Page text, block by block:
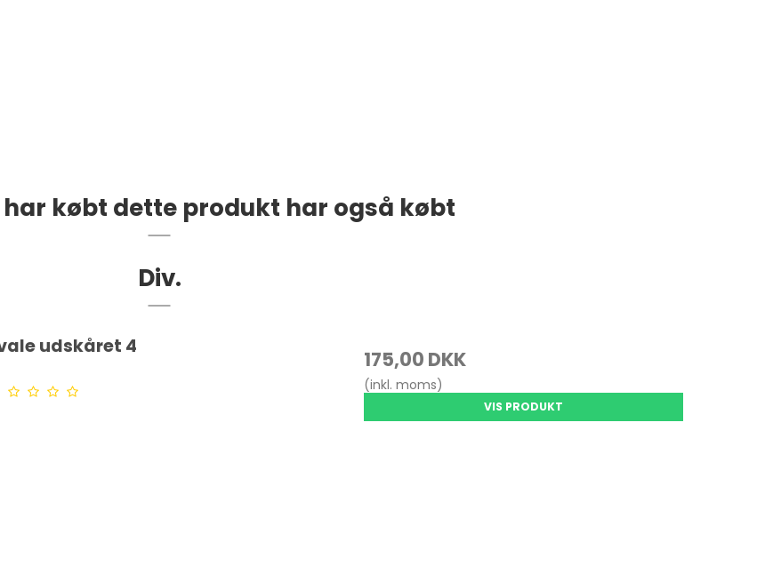
har købt dette produkt har også købt
Div.
udskåret 4
175,00 DKK
(inkl. moms)
VIS PRODUKT